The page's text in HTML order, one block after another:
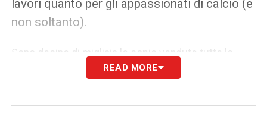
lavori quanto per gli appassionati di calcio (e
non soltanto).
Sono decine di migliaia le copie vendute tutte le
mattine in edicola, ma un’anteprima dei principali
precedente. Ecco, allora, le prime pagine
READ MORE